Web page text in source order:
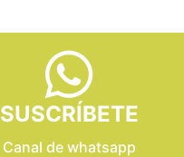
SUSCRÍBETE
Canal de whatsapp